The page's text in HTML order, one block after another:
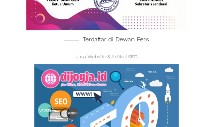
Terdaftar di Dewan Pers
Jasa Website & Artikel SEO